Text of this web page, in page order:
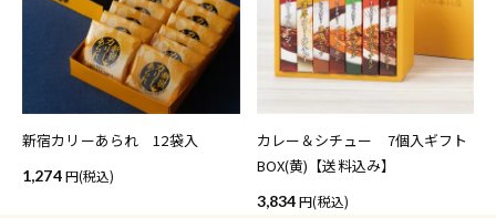
新宿カリーあられ 12袋入
1,274 (税込)
カレー＆シチュー 7個入ギフト
BOX(黄)【送料込み】
3,834 (税込)